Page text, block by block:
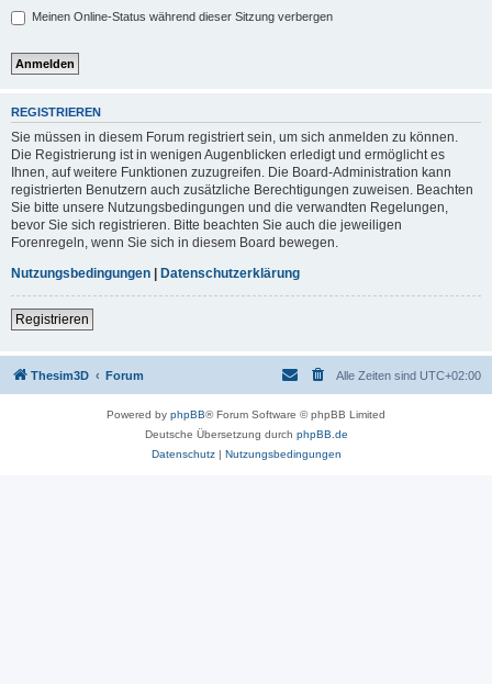
Meinen Online-Status während dieser Sitzung verbergen
REGISTRIEREN
Sie müssen in diesem Forum registriert sein, um sich anmelden zu können.
Die Registrierung ist in wenigen Augenblicken erledigt und ermöglicht es
Ihnen, auf weitere Funktionen zuzugreifen. Die Board-Administration kann
registrierten Benutzern auch zusätzliche Berechtigungen zuweisen. Beachten
Sie bitte unsere Nutzungsbedingungen und die verwandten Regelungen,
bevor Sie sich registrieren. Bitte beachten Sie auch die jeweiligen
Forenregeln, wenn Sie sich in diesem Board bewegen.
Nutzungsbedingungen
Datenschutzerklärung
Registrieren
Thesim3D Forum Alle Zeiten sind UTC+02:00
Powered by phpBB® Forum Software © phpBB Limited
Deutsche Übersetzung durch phpBB.de
Datenschutz| Nutzungsbedingungen